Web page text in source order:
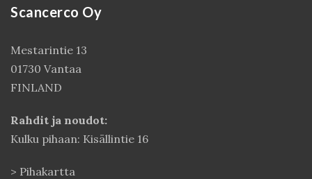
Scancerco Oy
Mestarintie 13
01730 Vantaa
FINLAND
Rahdit ja noudot:
Kulku pihaan: Kisällintie 16
> Pihakartta